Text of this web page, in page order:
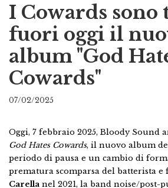
I Cowards sono
fuori oggi il
album "God
Cowards"
07/02/2025
Oggi, 7 febbraio 2025, Bloody Sound
God Hates Cowards, il nuovo album
periodo di pausa e un cambio di
prematura scomparsa del batterista e
Carella nel 2021, la band noise/post-